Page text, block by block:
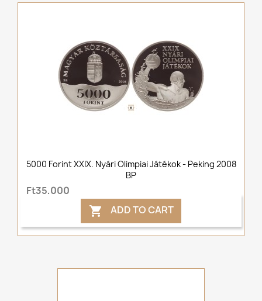
5000 Forint XXIX. Nyári Olimpiai Játékok - Peking 2008
BP
Ft35,000
 ADD TO CART